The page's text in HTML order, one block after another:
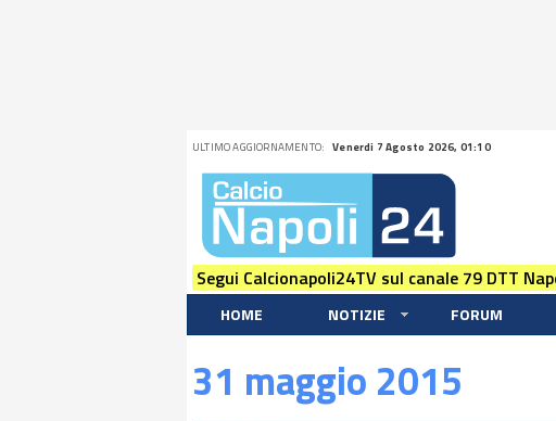
ULTIMO AGGIORNAMENTO: Venerdi 7 Agosto 2026, 01:10
Segui Calcionapoli24TV sul canale 79 DTT
HOME NOTIZIE FORUM
31 maggio 2015